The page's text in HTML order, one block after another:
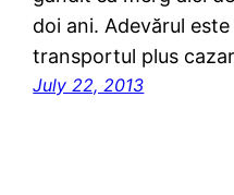
doi ani. Adevărul
transportul plus
July 22, 2013